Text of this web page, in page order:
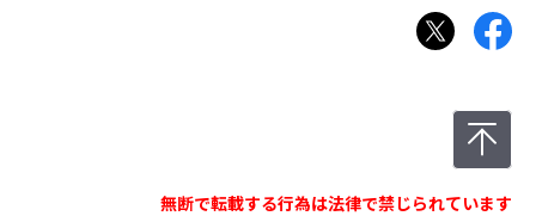
また、当サイトではクッキーを使用します。クッキーは利
用者のブラウザに送信される小規模の情報で、ご登録いた
だいた個人情報と組み合わせて当社ウェブサイトのログイ
れない場合には、一部のサービスがご利用頂けない場合が
無断で転載する行為は法律で禁じられています